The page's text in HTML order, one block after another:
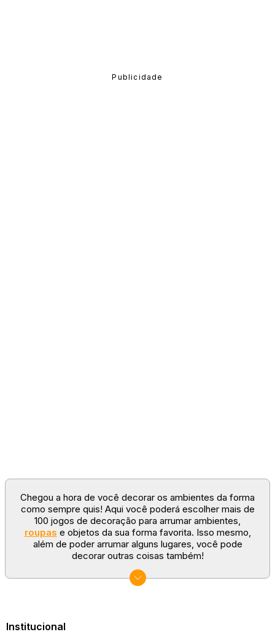
Chegou a hora de você decorar os ambientes da forma
como sempre quis! Aqui você poderá escolher mais de
100 jogos de decoração para arrumar ambientes,
roupas e objetos da sua forma favorita. Isso mesmo,
além de poder arrumar alguns lugares, você pode
decorar outras coisas também!
Afinal de contas, se arrumar também é decoração,
assim como personalizar roupas e objetos que você
Como jogar jogos de decoração?
Institucional